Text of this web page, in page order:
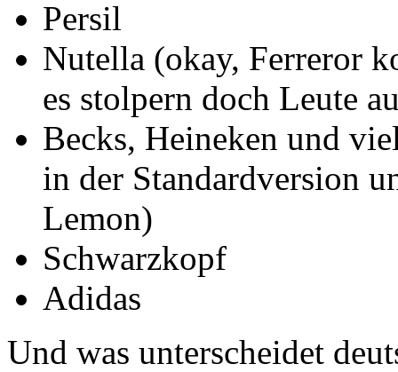
Persil
Nutella (okay, Ferreror
es stolpern doch Leute
Becks, Heineken und
in der Standardversion
Lemon)
Schwarzkopf
Adidas
Und was unterscheidet